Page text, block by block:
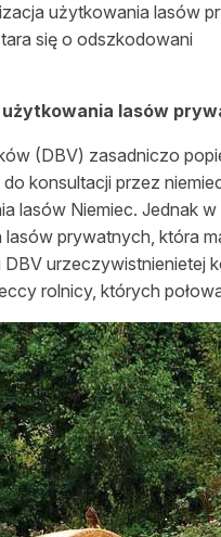
użytkowania lasów
się o odszkodowani
użytkowania lasów
(DBV) zasadniczo
konsultacji przez
lasów Niemiec. Jednak
prywatnych, która
DBV
rolnicy, których